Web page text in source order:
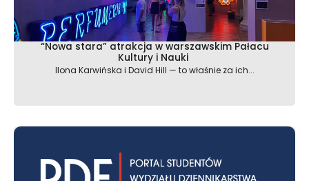
“Nowa stara” atrakcja w warszawskim Pałacu
Kultury i Nauki
Ilona Karwińska i David Hill — to właśnie za ich...